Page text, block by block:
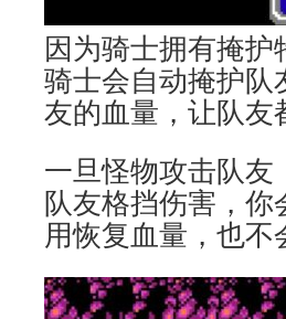
因为骑士拥有掩
骑士会自动掩护队
友的血量，让队友
一旦怪物攻击队
队友格挡伤害，
用恢复血量，也